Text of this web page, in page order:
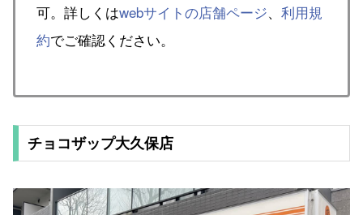
可。詳しくはwebサイトの店舗ページ、 利用規
約でご確認ください。
チョコザップ大久保店